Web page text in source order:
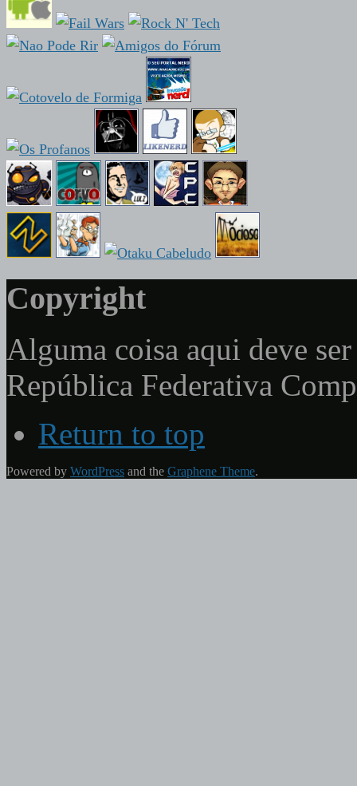
Copyright
Alguma coisa aqui deve
República Federativa
Return to top
Powered by WordPress and the Graphene Theme.